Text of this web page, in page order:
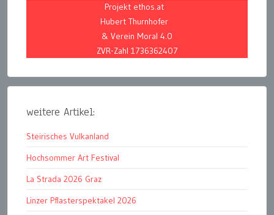
Projekt ethos.at
Hubert Thurnhofer
& Verein Moral 4.0
ZVR-Zahl 1736362407
weitere Artikel:
Steirisches Vulkanland
Hochsommer Art Festival
La Strada 2026 Graz
Linzer Pflasterspektakel 2026